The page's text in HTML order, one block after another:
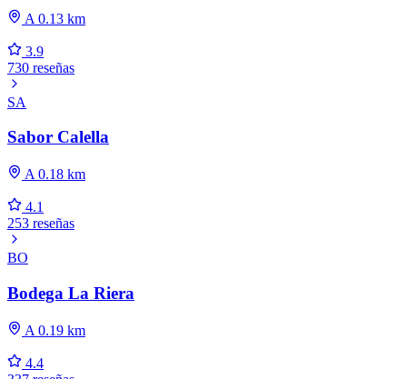
A 0.13 km
3.9
730 reseñas
SA
Sabor Calella
A 0.18 km
4.1
253 reseñas
BO
Bodega La Riera
A 0.19 km
4.4